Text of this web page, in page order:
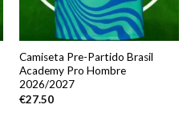
Camiseta Pre-Partido Brasil
Academy Pro Hombre
2026/2027
€27.50